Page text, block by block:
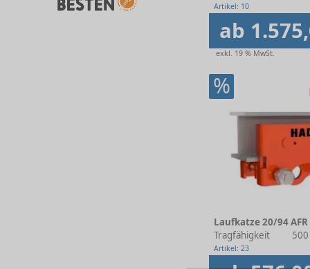
Artikel: 10
ab
exkl. 19 % MwSt.
%
Laufkatze 20/94 AFR
Tragfähigkeit
Artikel: 23